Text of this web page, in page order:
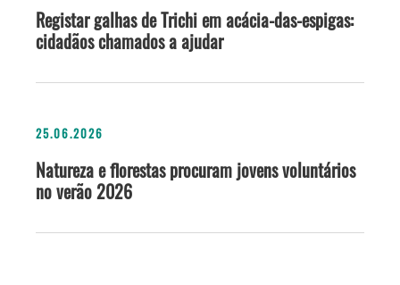
Registar galhas de Trichi em acácia-das-espigas:
cidadãos chamados a ajudar
25.06.2026
Natureza e florestas procuram jovens voluntários
no verão 2026